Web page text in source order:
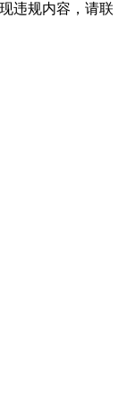
违规内容，请联